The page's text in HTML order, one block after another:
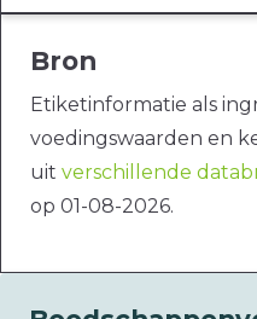
Bron
Etiketinformatie als
voedingswaarden en
uit verschillende
op 01-08-2026.